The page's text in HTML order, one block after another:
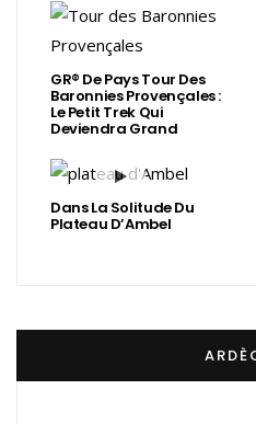
GR® De Pays Tour Des
Baronnies Provençales :
Le Petit Trek Qui
Deviendra Grand
Dans La Solitude Du
Plateau D’Ambel